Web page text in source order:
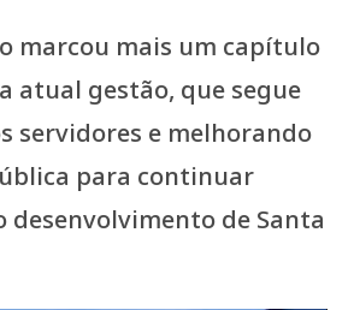
marcou mais um capítulo
atual gestão, que segue
servidores e melhorando
para continuar
desenvolvimento de Santa